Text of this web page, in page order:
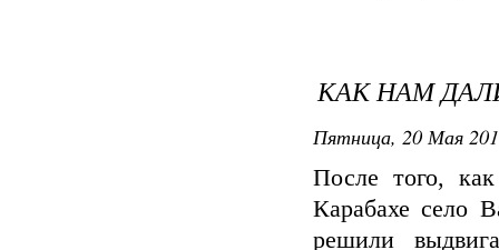
КАК НАМ
Пятница, 20 Мая
После того,
Карабахе село
решили